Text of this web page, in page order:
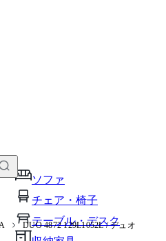
ソファ
チェア・椅子
テーブル・デスク
付けて、カートに追加できます
DUO 4872 129L1052L / デュオ